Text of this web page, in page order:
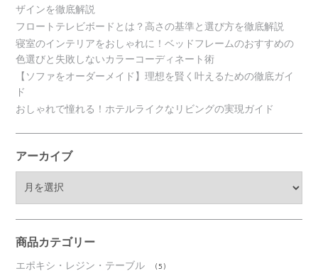
ザインを徹底解説
フロートテレビボードとは？高さの基準と選び方を徹底解説
寝室のインテリアをおしゃれに！ベッドフレームのおすすめの
色選びと失敗しないカラーコーディネート術
【ソファをオーダーメイド】理想を賢く叶えるための徹底ガイ
ド
おしゃれで憧れる！ホテルライクなリビングの実現ガイド
アーカイブ
ブ
商品カテゴリー
エポキシ・レジン・テーブル (5)